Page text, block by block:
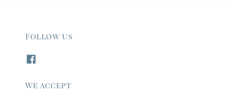
Follow us
We accept